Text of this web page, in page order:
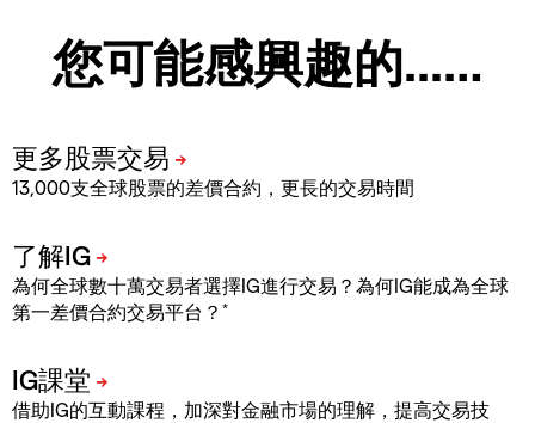
您可能感興趣的...…
13,000支全球股票的差價合約，更長的交易時間
為何全球數十萬交易者選擇IG進行交易？為何IG能成為全球
第一差價合約交易平台？ *
借助IG的互動課程，加深對金融市場的理解，提高交易技